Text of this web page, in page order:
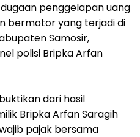
penggelapan uang
bermotor yang terjadi di
Samosir,
polisi Bripka Arfan
dari hasil
Bripka Arfan Saragih
pajak bersama